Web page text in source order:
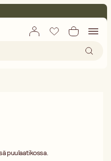
puulaatikossa.